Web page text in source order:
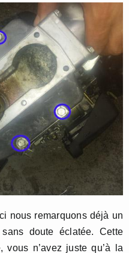
nous remarquons déjà un
doute éclatée. Cette
vous n’avez juste qu’à la